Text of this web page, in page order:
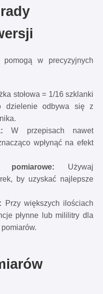
w precyzyjnych
stołowa = 1/16 szklanki
dzielenie odbywa się z
W przepisach nawet
wpłynąć na efekt
pomiarowe: Używaj
by uzyskać najlepsze
Przy większych ilościach
płynne lub mililitry dla